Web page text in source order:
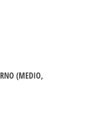
(MEDIO,